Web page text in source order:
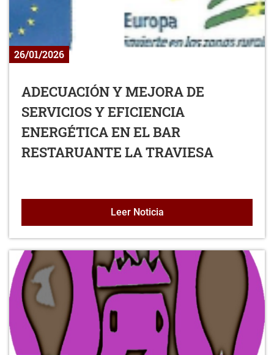
26/01/2026
ADECUACIÓN Y MEJORA DE
SERVICIOS Y EFICIENCIA
ENERGÉTICA EN EL BAR
RESTARUANTE LA TRAVIESA
Leer NoticiaADECUACIÓN Y